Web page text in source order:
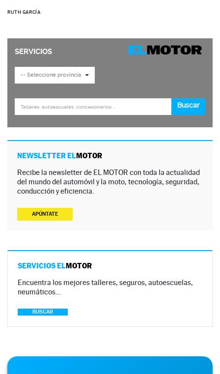
RUTH GARCÍA
NEWSLETTER ELMOTOR
Recibe la newsletter de EL MOTOR con toda la actualidad
del mundo del automóvil y la moto, tecnología, seguridad,
conducción y eficiencia.
APÚNTATE
SERVICIOS ELMOTOR
Encuentra los mejores talleres, seguros, autoescuelas,
neumáticos…
BUSCAR